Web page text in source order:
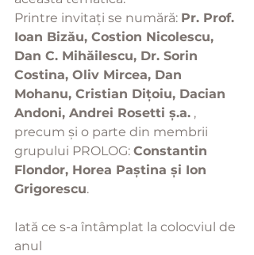
Printre invitați se numără: Pr. Prof.
Ioan Bizău, Costion Nicolescu,
Dan C. Mihăilescu, Dr. Sorin
Costina, Oliv Mircea, Dan
Mohanu, Cristian Dițoiu, Dacian
Andoni, Andrei Rosetti ș.a. ,
precum și o parte din membrii
grupului PROLOG: Constantin
Flondor, Horea Paștina și Ion
Grigorescu.
Iată ce s-a întâmplat la colocviul de
anul